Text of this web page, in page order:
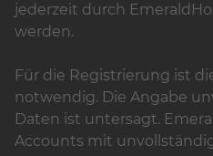
jederzeit durch
werden.
Für die Registrierung ist
notwendig. Die Angabe
Daten ist untersagt.
Accounts mit